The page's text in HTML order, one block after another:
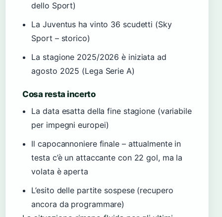
dello Sport)
La Juventus ha vinto 36 scudetti (Sky
Sport – storico)
La stagione 2025/2026 è iniziata ad
agosto 2025 (Lega Serie A)
Cosa resta incerto
La data esatta della fine stagione (variabile
per impegni europei)
Il capocannoniere finale – attualmente in
testa c’è un attaccante con 22 gol, ma la
volata è aperta
L’esito delle partite sospese (recupero
ancora da programmare)